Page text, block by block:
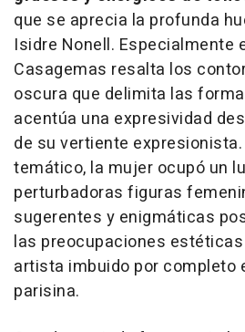
que se aprecia la profunda
Isidre Nonell. Especialmente
Casagemas resalta los
oscura que delimita las
acentúa una expresividad
de su vertiente
temático, la mujer ocupó un
perturbadoras figuras
sugerentes y enigmáticas
las preocupaciones
artista imbuido por completo
parisina.